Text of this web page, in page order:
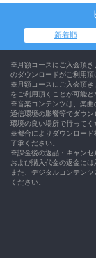
新着順
※月額コースにご入会頂き
のダウンロードがご利用頂
※月額コースにご入会頂き
をご利用頂くことが可能と
※音楽コンテンツは、楽曲
通信環境の影響等でダウ
環境の良い場所で行ってく
※都合によりダウンロード
了承ください。
※課金後の返品・キャンセ
および購入代金の返金には
また、デジタルコンテン
ください。